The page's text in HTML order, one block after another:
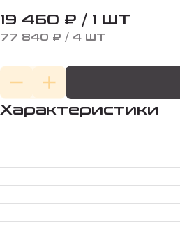
19 460 ₽ / 1 ШТ
77 840 ₽ / 4 ШТ
Характеристики